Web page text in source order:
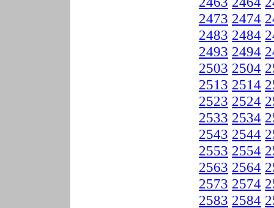
2473 2474
2483 2484
2493 2494
2503 2504
2513 2514
2523 2524
2533 2534
2543 2544
2553 2554
2563 2564
2573 2574
2583 2584